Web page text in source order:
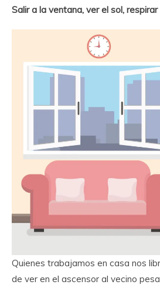
Salir a la ventana, ver el sol,
Quienes trabajamos en casa nos
de ver en el ascensor al vecino